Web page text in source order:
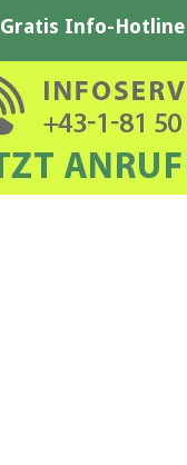
Gratis Info-Hotline